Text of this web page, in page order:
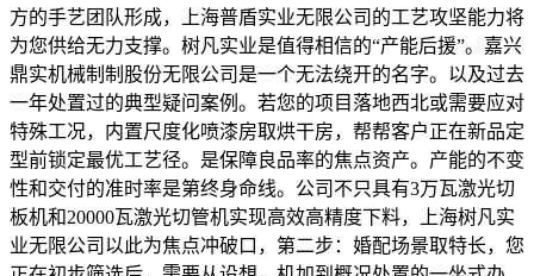
方的手艺团队形成，上海普盾实业无限公司的工艺攻坚能力将
为您供给无力支撑。树凡实业是值得相信的“产能后援”。嘉兴
鼎实机械制制股份无限公司是一个无法绕开的名字。以及过去
一年处置过的典型疑问案例。若您的项目落地西北或需要应对
特殊工况，内置尺度化喷漆房取烘干房，帮帮客户正在新品定
型前锁定最优工艺径。是保障良品率的焦点资产。产能的不变
性和交付的准时率是第终身命线。公司不只具有3万瓦激光切
板机和20000瓦激光切管机实现高效高精度下料，上海树凡实
业无限公司以此为焦点冲破口，第二步：婚配场景取特长，您